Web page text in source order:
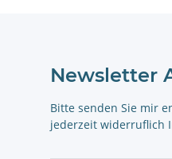
Newsletter
Bitte senden Sie mir
jederzeit widerruflich